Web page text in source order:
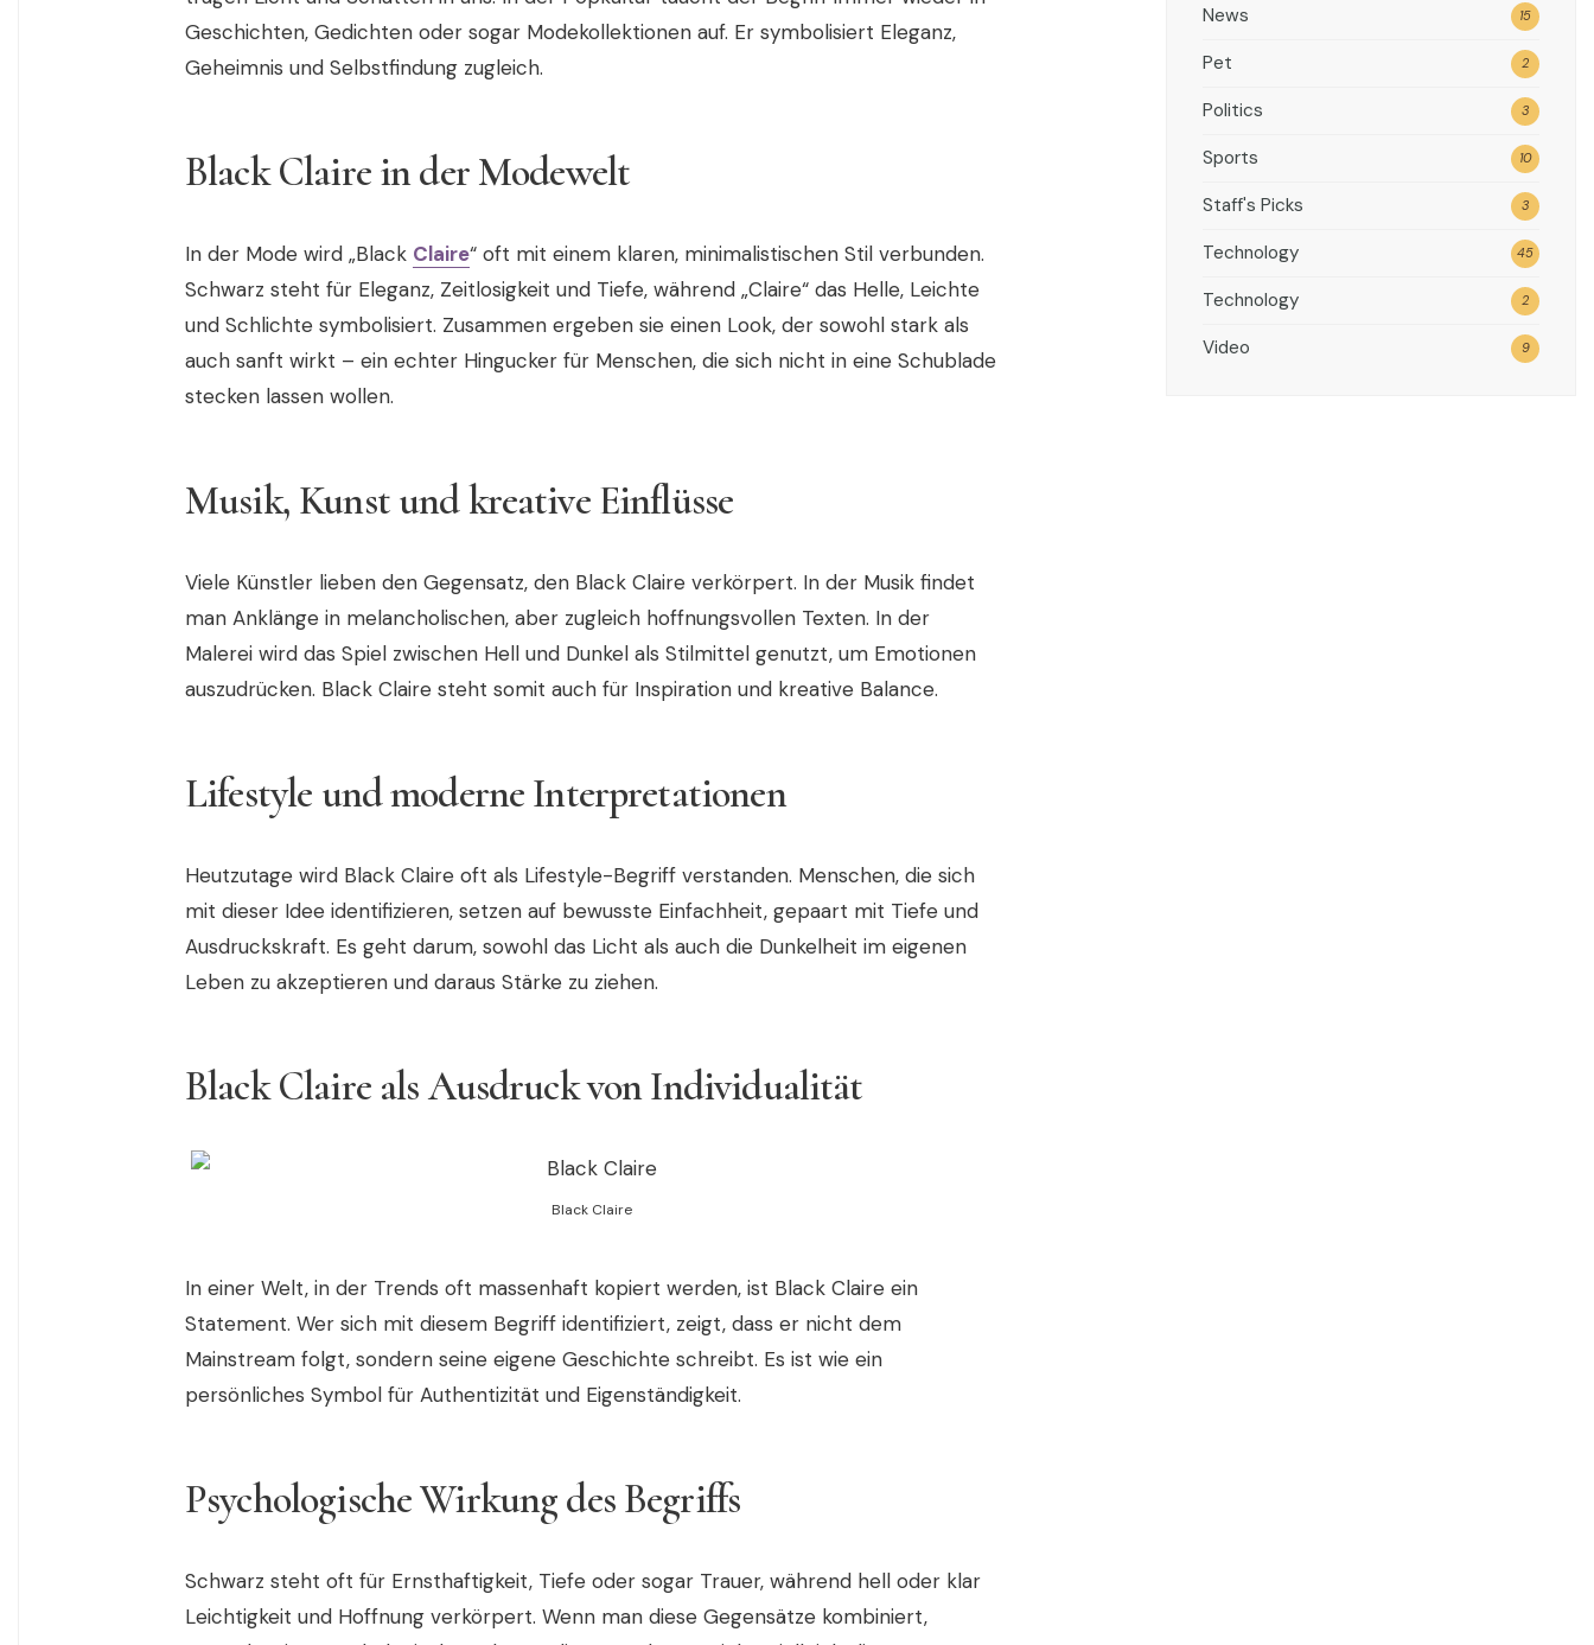
Geschichten, Gedichten oder sogar Modekollektionen auf. Er symbolisiert Eleganz,
Geheimnis und Selbstfindung zugleich.
Black Claire in der Modewelt
In der Mode wird „Black Claire“ oft mit einem klaren, minimalistischen Stil verbunden.
Schwarz steht für Eleganz, Zeitlosigkeit und Tiefe, während „Claire“ das Helle, Leichte
und Schlichte symbolisiert. Zusammen ergeben sie einen Look, der sowohl stark als
auch sanft wirkt – ein echter Hingucker für Menschen, die sich nicht in eine Schublade
stecken lassen wollen.
Musik, Kunst und kreative Einflüsse
Viele Künstler lieben den Gegensatz, den Black Claire verkörpert. In der Musik findet
man Anklänge in melancholischen, aber zugleich hoffnungsvollen Texten. In der
Malerei wird das Spiel zwischen Hell und Dunkel als Stilmittel genutzt, um Emotionen
auszudrücken. Black Claire steht somit auch für Inspiration und kreative Balance.
Lifestyle und moderne Interpretationen
Heutzutage wird Black Claire oft als Lifestyle-Begriff verstanden. Menschen, die sich
mit dieser Idee identifizieren, setzen auf bewusste Einfachheit, gepaart mit Tiefe und
Ausdruckskraft. Es geht darum, sowohl das Licht als auch die Dunkelheit im eigenen
Leben zu akzeptieren und daraus Stärke zu ziehen.
Black Claire als Ausdruck von Individualität
Black Claire
In einer Welt, in der Trends oft massenhaft kopiert werden, ist Black Claire ein
Statement. Wer sich mit diesem Begriff identifiziert, zeigt, dass er nicht dem
Mainstream folgt, sondern seine eigene Geschichte schreibt. Es ist wie ein
persönliches Symbol für Authentizität und Eigenständigkeit.
Psychologische Wirkung des Begriffs
Schwarz steht oft für Ernsthaftigkeit, Tiefe oder sogar Trauer, während hell oder klar
Leichtigkeit und Hoffnung verkörpert. Wenn man diese Gegensätze kombiniert,
News 15
Pet 2
Politics 3
Sports 10
Staff's Picks 3
Technology 45
Technology 2
Video 9